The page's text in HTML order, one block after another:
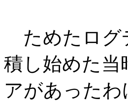
ためたログ
積し始めた当
アがあった